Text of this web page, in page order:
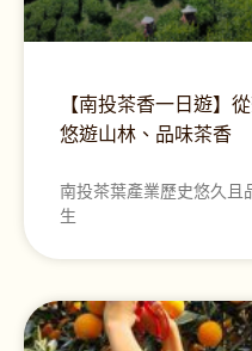
【南投茶香一日遊】
悠遊山林、品味茶香
南投茶葉產業歷史悠久且
生